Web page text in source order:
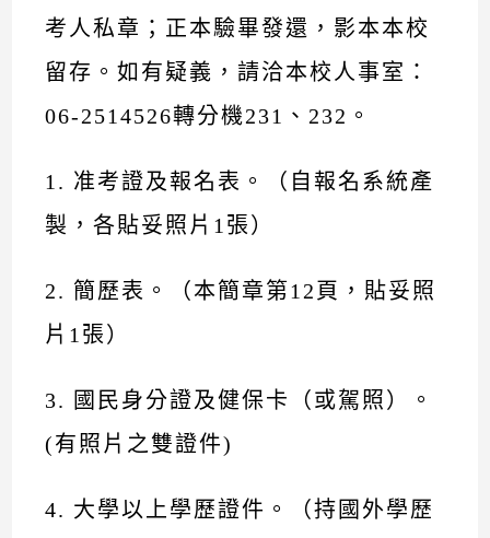
考人私章；正本驗畢發還，影本本校
留存。如有疑義，請洽本校人事室：
06-2514526轉分機231、232。
1. 准考證及報名表。（自報名系統產
製，各貼妥照片1張）
2. 簡歷表。（本簡章第12頁，貼妥照
片1張）
3. 國民身分證及健保卡（或駕照）。
(有照片之雙證件)
4. 大學以上學歷證件。（持國外學歷